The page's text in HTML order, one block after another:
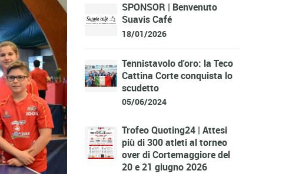
SPONSOR | Benvenuto
Suavis Café
18/01/2026
Tennistavolo d'oro: la Teco
Cattina Corte conquista lo
scudetto
05/06/2024
Trofeo Quoting24 | Attesi
più di 300 atleti al torneo
over di Cortemaggiore del
20 e 21 giugno 2026